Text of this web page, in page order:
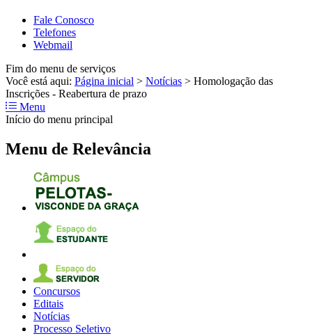
Fale Conosco
Telefones
Webmail
Fim do menu de serviços
Você está aqui: Página inicial > Notícias > Homologação das
Inscrições - Reabertura de prazo
Menu
Início do menu principal
Menu de Relevância
Concursos
Editais
Notícias
Processo Seletivo